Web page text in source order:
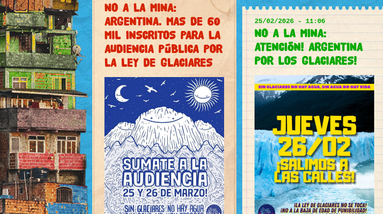
NO A LA MINA:
ARGENTINA. MAS DE 60
MIL INSCRITOS PARA LA
AUDIENCIA PÚBLICA POR
LA LEY DE GLACIARES
25/02/2026 - 11:06
NO A LA MINA:
ATENCIÓN! ARGENTINA
POR LOS GLACIARES!